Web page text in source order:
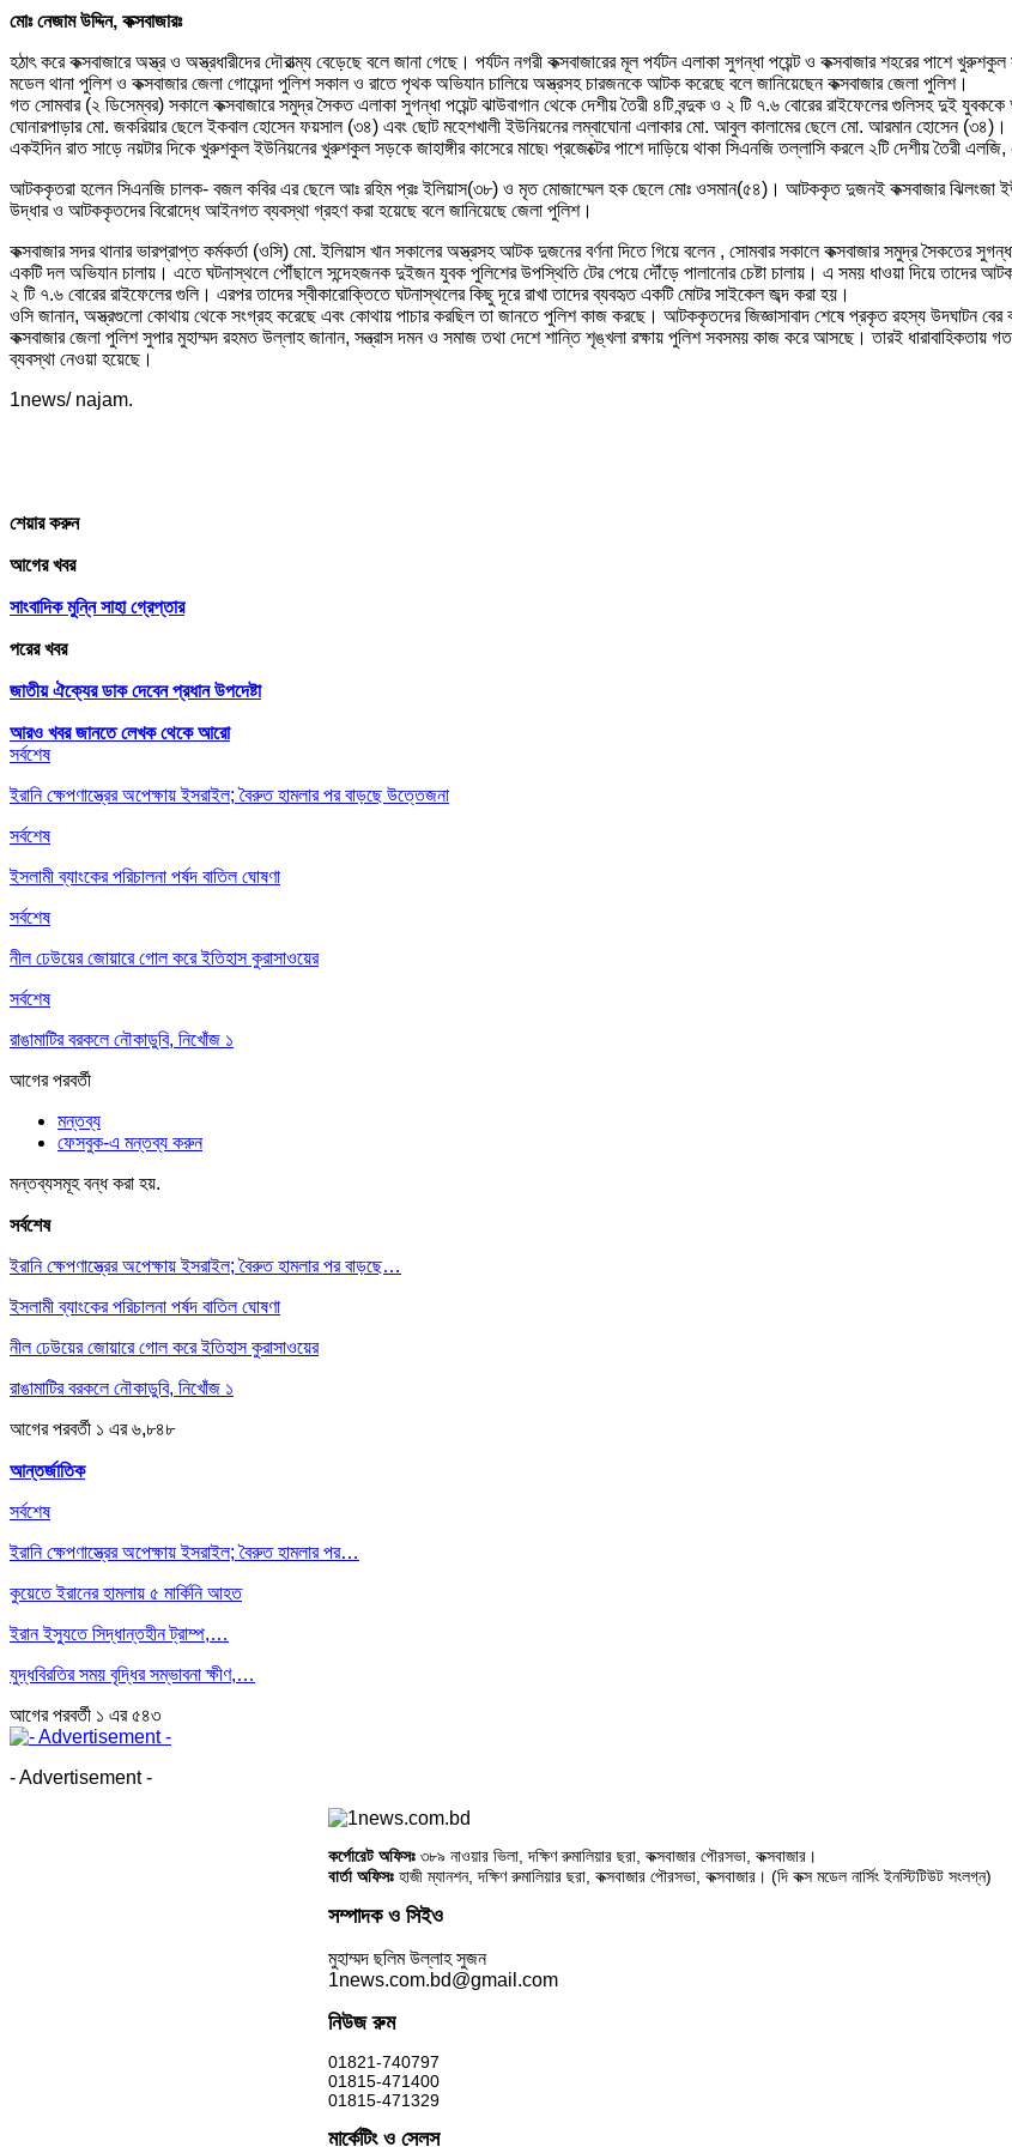
মোঃ নেজাম উদ্দিন, কক্সবাজারঃ
হঠাৎ করে কক্সবাজারে অস্ত্র ও অস্ত্রধারীদের দৌরাত্ম্য বেড়েছে বলে জানা গেছে। পর্যটন নগরী কক্সবাজারের মূল পর্যটন এলাকা সুগন্ধা পয়েন্ট ও কক্সবাজার শহরের পাশে
মডেল থানা পুলিশ ও কক্সবাজার জেলা গোয়েন্দা পুলিশ সকাল ও রাতে পৃথক অভিযান চালিয়ে অস্ত্রসহ চারজনকে আটক করেছে বলে জানিয়েছেন কক্সবাজার জেলা পুলিশ।
গত সোমবার (২ ডিসেম্বর) সকালে কক্সবাজারে সমুদ্র সৈকত এলাকা সুগন্ধা পয়েন্ট ঝাউবাগান থেকে দেশীয় তৈরী ৪টি বন্দুক ও ২ টি ৭.৬ বোরের রাইফেলের গুলিসহ দুই
ঘোনারপাড়ার মো. জকরিয়ার ছেলে ইকবাল হোসেন ফয়সাল (৩৪) এবং ছোট মহেশখালী ইউনিয়নের লম্বাঘোনা এলাকার মো. আবুল কালামের ছেলে মো. আরমান হোসেন (৩৪)।
একইদিন রাত সাড়ে নয়টার দিকে খুরুশকুল ইউনিয়নের খুরুশকুল সড়কে জাহাঙ্গীর কাসেরে মাছে৷ প্রজেক্টের পাশে দাড়িয়ে থাকা সিএনজি তল্লাসি করলে ২টি দেশীয় তৈরী
আটককৃতরা হলেন সিএনজি চালক- বজল কবির এর ছেলে আঃ রহিম প্রঃ ইলিয়াস(৩৮) ও মৃত মোজাম্মেল হক ছেলে মোঃ ওসমান(৫৪)। আটককৃত দুজনই কক্সবাজার ঝিলংজা
উদ্ধার ও আটককৃতদের বিরোদ্ধে আইনগত ব্যবস্থা গ্রহণ করা হয়েছে বলে জানিয়েছে জেলা পুলিশ।
কক্সবাজার সদর থানার ভারপ্রাপ্ত কর্মকর্তা (ওসি) মো. ইলিয়াস খান সকালের অস্ত্রসহ আটক দুজনের বর্ণনা দিতে গিয়ে বলেন , সোমবার সকালে কক্সবাজার সমুদ্র সৈকতের
একটি দল অভিযান চালায়। এতে ঘটনাস্থলে পৌঁছালে সন্দেহজনক দুইজন যুবক পুলিশের উপস্থিতি টের পেয়ে দৌঁড়ে পালানোর চেষ্টা চালায়। এ সময় ধাওয়া দিয়ে তাদের
২ টি ৭.৬ বোরের রাইফেলের গুলি। এরপর তাদের স্বীকারোক্তিতে ঘটনাস্থলের কিছু দূরে রাখা তাদের ব্যবহৃত একটি মোটর সাইকেল জব্দ করা হয়।
ওসি জানান, অস্ত্রগুলো কোথায় থেকে সংগ্রহ করেছে এবং কোথায় পাচার করছিল তা জানতে পুলিশ কাজ করছে। আটককৃতদের জিজ্ঞাসাবাদ শেষে প্রকৃত রহস্য উদঘাটন বের
কক্সবাজার জেলা পুলিশ সুপার মুহাম্মদ রহমত উল্লাহ জানান, সন্ত্রাস দমন ও সমাজ তথা দেশে শান্তি শৃঙ্খলা রক্ষায় পুলিশ সবসময় কাজ করে আসছে। তারই
ব্যবস্থা নেওয়া হয়েছে।
1news/ najam.
শেয়ার করুন
আগের খবর
সাংবাদিক মুন্নি সাহা গ্রেপ্তার
পরের খবর
জাতীয় ঐক্যের ডাক দেবেন প্রধান উপদেষ্টা
আরও খবর জানতে লেখক থেকে আরো
সর্বশেষ
ইরানি ক্ষেপণাস্ত্রের অপেক্ষায় ইসরাইল; বৈরুত হামলার পর বাড়ছে উত্তেজনা
সর্বশেষ
ইসলামী ব্যাংকের পরিচালনা পর্ষদ বাতিল ঘোষণা
সর্বশেষ
নীল ঢেউয়ের জোয়ারে গোল করে ইতিহাস কুরাসাওয়ের
সর্বশেষ
রাঙামাটির বরকলে নৌকাডুবি, নিখোঁজ ১
আগেরপরবর্তী
মন্তব্য
ফেসবুক-এ মন্তব্য করুন
মন্তব্যসমূহ বন্ধ করা হয়.
সর্বশেষ
ইরানি ক্ষেপণাস্ত্রের অপেক্ষায় ইসরাইল; বৈরুত হামলার পর বাড়ছে…
ইসলামী ব্যাংকের পরিচালনা পর্ষদ বাতিল ঘোষণা
নীল ঢেউয়ের জোয়ারে গোল করে ইতিহাস কুরাসাওয়ের
রাঙামাটির বরকলে নৌকাডুবি, নিখোঁজ ১
আগেরপরবর্তী ১ এর ৬,৮৪৮
আন্তর্জাতিক
সর্বশেষ
ইরানি ক্ষেপণাস্ত্রের অপেক্ষায় ইসরাইল; বৈরুত হামলার পর…
কুয়েতে ইরানের হামলায় ৫ মার্কিনি আহত
ইরান ইস্যুতে সিদ্ধান্তহীন ট্রাম্প,…
যুদ্ধবিরতির সময় বৃদ্ধির সম্ভাবনা ক্ষীণ,…
আগেরপরবর্তী ১ এর ৫৪৩
- Advertisement -
কর্পোরেট অফিসঃ৩৮৯ নাওয়ার ভিলা, দক্ষিণ রুমালিয়ার ছরা, কক্সবাজার পৌরসভা, কক্সবাজার।
বার্তা অফিসঃ হাজী ম্যানশন, দক্ষিণ রুমালিয়ার ছরা, কক্সবাজার পৌরসভা, কক্সবাজার। (দি কক্স মডেল নার্সিং ইনস্টিটিউট সংলগ্ন)
সম্পাদক ও সিইও
মুহাম্মদ ছলিম উল্লাহ সুজন
1news.com.bd@gmail.com
নিউজ রুম
01821-740797
01815-471400
01815-471329
মার্কেটিং ও সেলস